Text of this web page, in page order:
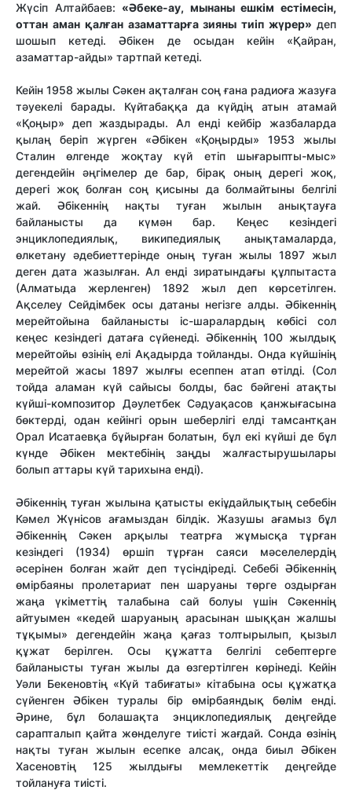
Жүсіп Алтайбаев: «Әбеке-ау, мынаны ешкім естімесін,
оттан аман қалған азаматтарға зияны тиіп жүрер» деп
шошып кетеді. Әбікен де осыдан кейін «Қайран,
азаматтар-айды» тартпай кетеді.
Кейін 1958 жылы Сәкен ақталған соң ғана радиоға жазуға
тәуекелі барады. Күйтабаққа да күйдің атын атамай
«Қоңыр» деп жаздырады. Ал енді кейбір жазбаларда
қылаң беріп жүрген «Әбікен «Қоңырды» 1953 жылы
Сталин өлгенде жоқтау күй етіп шығарыпты-мыс»
дегендейін әңгімелер де бар, бірақ оның дерегі жоқ,
дерегі жоқ болған соң қисыны да болмайтыны белгілі
жай. Әбікеннің нақты туған жылын анықтауға
байланысты да күмән бар. Кеңес кезіндегі
энциклопедиялық, википедиялық анықтамаларда,
өлкетану әдебиеттерінде оның туған жылы 1897 жыл
деген дата жазылған. Ал енді зиратындағы құлпытаста
(Алматыда жерленген) 1892 жыл деп көрсетілген.
Ақселеу Сейдімбек осы датаны негізге алды. Әбікеннің
мерейтойына байланысты іс-шаралардың көбісі сол
кеңес кезіндегі датаға сүйенеді. Әбікеннің 100 жылдық
мерейтойы өзінің елі Ақадырда тойланды. Онда күйшінің
мерейтой жасы 1897 жылғы есеппен атап өтілді. (Сол
тойда аламан күй сайысы болды, бас бәйгені атақты
күйші-композитор Дәулетбек Сәдуақасов қанжығасына
бөктерді, одан кейінгі орын шеберлігі елді тамсантқан
Орал Исатаевқа бұйырған болатын, бұл екі күйші де бұл
күнде Әбікен мектебінің заңды жалғастырушылары
болып аттары күй тарихына енді).
Әбікеннің туған жылына қатысты екіұдайлықтың себебін
Кәмел Жүнісов ағамыздан білдік. Жазушы ағамыз бұл
Әбікеннің Сәкен арқылы театрға жұмысқа тұрған
кезіндегі (1934) өршіп тұрған саяси мәселелердің
әсерінен болған жайт деп түсіндіреді. Себебі Әбікеннің
өмірбаяны пролетариат пен шаруаны төрге оздырған
жаңа үкіметтің талабына сай болуы үшін Сәкеннің
айтуымен «кедей шаруаның арасынан шыққан жалшы
тұқымы» дегендейін жаңа қағаз толтырылып, қызыл
құжат берілген. Осы құжатта белгілі себептерге
байланысты туған жылы да өзгертілген көрінеді. Кейін
Уәли Бекеновтің «Күй табиғаты» кітабына осы құжатқа
сүйенген Әбікен туралы бір өмірбаяндық бөлім енді.
Әрине, бұл болашақта энциклопедиялық деңгейде
сарапталып қайта жөнделуге тиісті жағдай. Сонда өзінің
нақты туған жылын есепке алсақ, онда биыл Әбікен
Хасеновтің 125 жылдығы мемлекеттік деңгейде
тойлануға тиісті.